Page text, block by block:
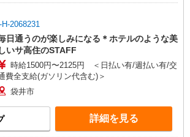
2068231
日通うのが楽しみになる＊ホテルのような美
しいサ高住のSTAFF
時給1500円〜2125円 ＜日払い有/週払い有/交
費全支給(ガソリン代含む)＞
袋井市
詳細を見る